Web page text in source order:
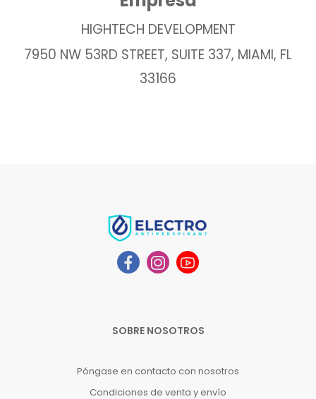
HIGHTECH DEVELOPMENT
7950 NW 53RD STREET, SUITE 337, MIAMI, FL
33166
SOBRE NOSOTROS
Póngase en contacto con nosotros
Condiciones de venta y envío